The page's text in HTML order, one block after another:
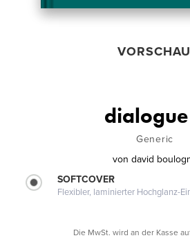
VORSCHAU
Generic
von david
SOFTCOVER
Flexibler, laminierter Hochglanz-
Die MwSt. wird an der Kasse